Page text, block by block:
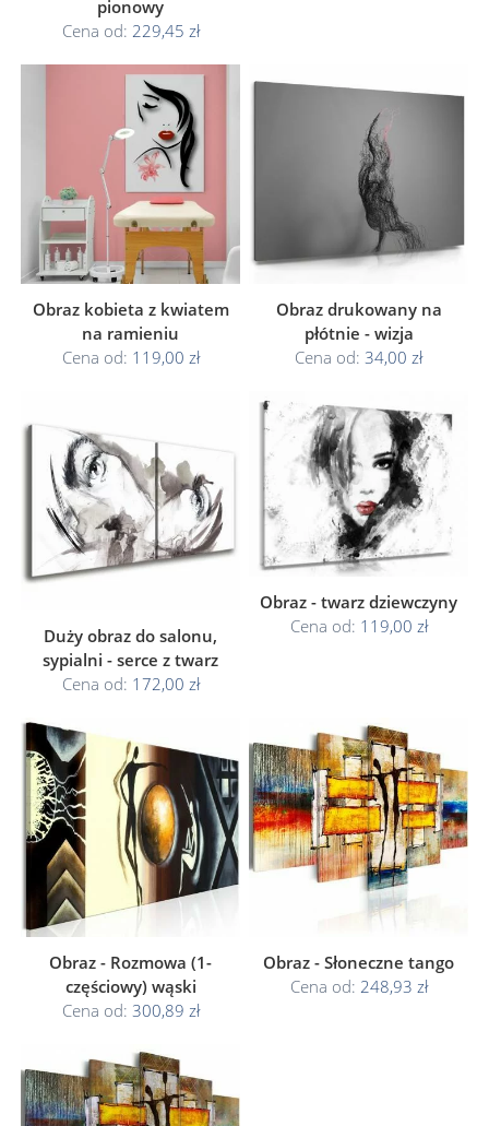
pionowy
Cena od: 229,45 zł
Obraz kobieta z kwiatem
na ramieniu
Cena od: 119,00 zł
Obraz drukowany na
płótnie - wizja
Cena od: 34,00 zł
Duży obraz do salonu,
sypialni - serce z twarz
Cena od: 172,00 zł
Obraz - twarz dziewczyny
Cena od: 119,00 zł
Obraz - Rozmowa (1-
częściowy) wąski
Cena od: 300,89 zł
Obraz - Słoneczne tango
Cena od: 248,93 zł